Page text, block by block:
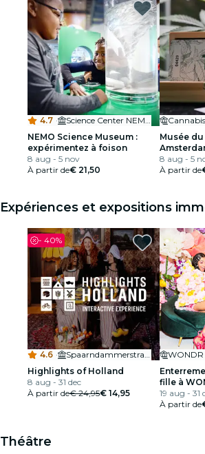
4.7 ·
Science Center NEMO
NEMO Science Museum :
expérimentez à foison
8 aug - 5 nov
À partir de€ 21,50
Musée
8 aug - 5
À partir de
Expériences et expositions
- 40%
4.6 ·
Spaarndammerstraat 460C
Highlights of Holland
8 aug - 31 dec
À partir de€ 24,95€ 14,95
WONDR
fille à
19 aug - 31
À partir de
Théâtre